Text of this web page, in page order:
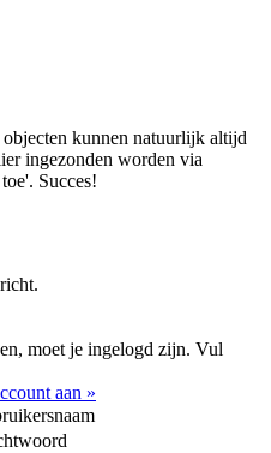
kunnen natuurlijk altijd
ingezonden worden via
Succes!
moet je ingelogd zijn. Vul
aan »